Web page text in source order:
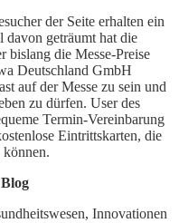
der Seite erhalten ein
davon geträumt hat die
bislang die Messe-Preise
Deutschland GmbH
auf der Messe zu sein und
zu dürfen. User des
Termin-Vereinbarung
Eintrittskarten, die
Innovationen